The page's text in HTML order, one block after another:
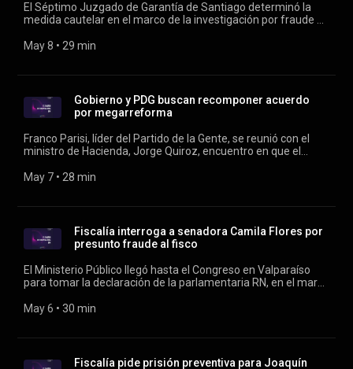
El Séptimo Juzgado de Garantía de Santiago determinó la
medida cautelar en el marco de la investigación por fraude al
instrumento privado mercantil. Conducen Verónica Franco y
May 8 • 29 min
Gobierno y PDG buscan recomponer acuerdo
por megarreforma
Franco Parisi, líder del Partido de la Gente, se reunió con el
ministro de Hacienda, Jorge Quiroz, encuentro en que el
consensos". Conducen Verónica Franco y Rodrigo Vergara.
May 7 • 28 min
Fiscalía interroga a senadora Camila Flores por
presunto fraude al fisco
El Ministerio Público llegó hasta el Congreso en Valparaíso
para tomar la declaración de la parlamentaria RN, en el marco
parlamentarias. Conducen Verónica Franco y Rodrigo
May 6 • 30 min
Fiscalía pide prisión preventiva para Joaquín